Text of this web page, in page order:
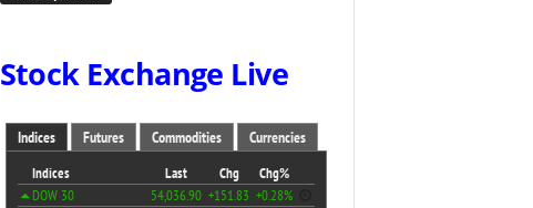
Stock Exchange Live